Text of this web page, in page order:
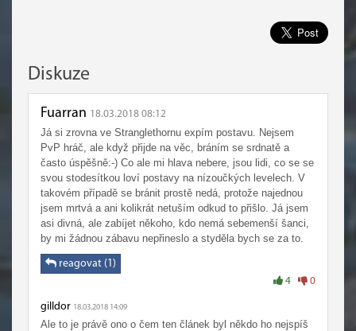
Diskuze
Fuarran 18.03.2018 08:12
Já si zrovna ve Stranglethornu expím postavu. Nejsem
PvP hráč, ale když přijde na věc, bráním se srdnatě a
často úspěšně:-) Co ale mi hlava nebere, jsou lidi, co se se
svou stodesítkou loví postavy na nízoučkých levelech. V
takovém případě se bránit prostě nedá, protože najednou
jsem mrtvá a ani kolikrát netuším odkud to přišlo. Já jsem
asi divná, ale zabíjet někoho, kdo nemá sebemenší šanci,
by mi žádnou zábavu nepřineslo a styděla bych se za to.
reagovat (1)
4 0
gilldor 18.03.2018 14:09
Ale to je právě ono o čem ten článek byl někdo ho nejspíš